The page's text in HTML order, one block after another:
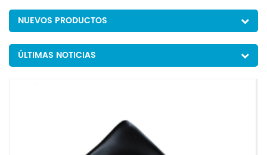
NUEVOS PRODUCTOS
ÚLTIMAS NOTICIAS